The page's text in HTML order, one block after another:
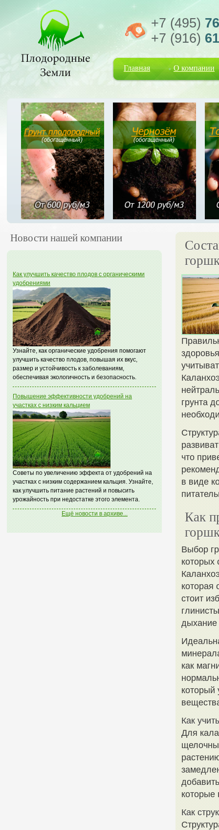
+7 (495)
+7 (916)
Главная О компании
Новости нашей компании
Как улучшить качество плодов с органическими
удобрениями
Узнайте, как органические удобрения помогают
улучшить качество плодов, повышая их вкус,
размер и устойчивость к заболеваниям,
обеспечивая экологичность и безопасность.
Повышение эффективности удобрений на
участках с низким кальцием
Советы по увеличению эффекта от удобрений на
участках с низким содержанием кальция. Узнайте,
как улучшить питание растений и повысить
урожайность при недостатке этого элемента.
Ещё новости в архиве...
грунта
что
в виде
Как
Выбор
которых
которая
стоит
дыхание
как
который
Как
Для
которые
Как